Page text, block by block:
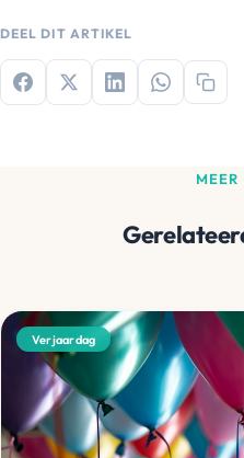
DEEL DIT ARTIKEL
MEER
Verjaardag